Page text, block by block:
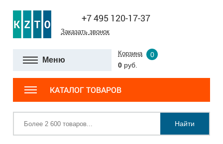
+7 495 120-17-37
Заказать звонок
Меню
Корзина
0
0 руб.
КАТАЛОГ ТОВАРОВ
Найти